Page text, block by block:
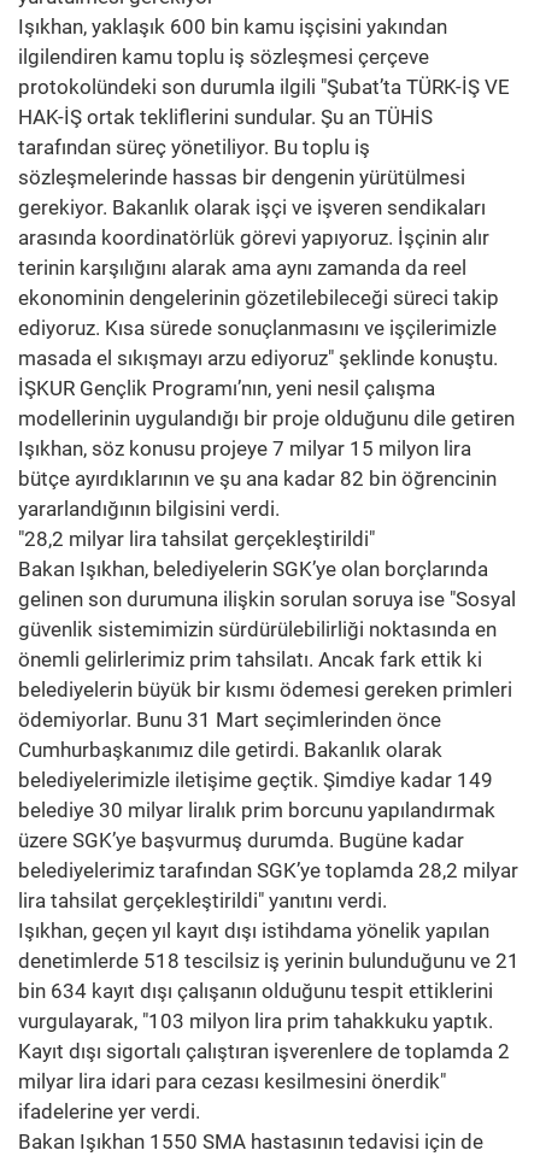
Işıkhan, yaklaşık 600 bin kamu işçisini yakından
ilgilendiren kamu toplu iş sözleşmesi çerçeve
protokolündeki son durumla ilgili "Şubat’ta TÜRK-İŞ VE
HAK-İŞ ortak tekliflerini sundular. Şu an TÜHİS
tarafından süreç yönetiliyor. Bu toplu iş
sözleşmelerinde hassas bir dengenin yürütülmesi
gerekiyor. Bakanlık olarak işçi ve işveren sendikaları
arasında koordinatörlük görevi yapıyoruz. İşçinin alır
terinin karşılığını alarak ama aynı zamanda da reel
ekonominin dengelerinin gözetilebileceği süreci takip
ediyoruz. Kısa sürede sonuçlanmasını ve işçilerimizle
masada el sıkışmayı arzu ediyoruz" şeklinde konuştu.
İŞKUR Gençlik Programı’nın, yeni nesil çalışma
modellerinin uygulandığı bir proje olduğunu dile getiren
Işıkhan, söz konusu projeye 7 milyar 15 milyon lira
bütçe ayırdıklarının ve şu ana kadar 82 bin öğrencinin
yararlandığının bilgisini verdi.
"28,2 milyar lira tahsilat gerçekleştirildi"
Bakan Işıkhan, belediyelerin SGK’ye olan borçlarında
gelinen son durumuna ilişkin sorulan soruya ise "Sosyal
güvenlik sistemimizin sürdürülebilirliği noktasında en
önemli gelirlerimiz prim tahsilatı. Ancak fark ettik ki
belediyelerin büyük bir kısmı ödemesi gereken primleri
ödemiyorlar. Bunu 31 Mart seçimlerinden önce
Cumhurbaşkanımız dile getirdi. Bakanlık olarak
belediyelerimizle iletişime geçtik. Şimdiye kadar 149
belediye 30 milyar liralık prim borcunu yapılandırmak
üzere SGK’ye başvurmuş durumda. Bugüne kadar
belediyelerimiz tarafından SGK’ye toplamda 28,2 milyar
lira tahsilat gerçekleştirildi" yanıtını verdi.
Işıkhan, geçen yıl kayıt dışı istihdama yönelik yapılan
denetimlerde 518 tescilsiz iş yerinin bulunduğunu ve 21
bin 634 kayıt dışı çalışanın olduğunu tespit ettiklerini
vurgulayarak, "103 milyon lira prim tahakkuku yaptık.
Kayıt dışı sigortalı çalıştıran işverenlere de toplamda 2
milyar lira idari para cezası kesilmesini önerdik"
ifadelerine yer verdi.
Bakan Işıkhan 1550 SMA hastasının tedavisi için de